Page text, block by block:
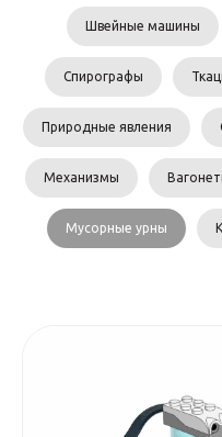
Швейные машины
Спирографы
Природные явления
Механизмы
Мусорные урны